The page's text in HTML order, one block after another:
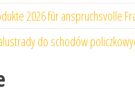
2026 für anspruchsvolle
do schodów